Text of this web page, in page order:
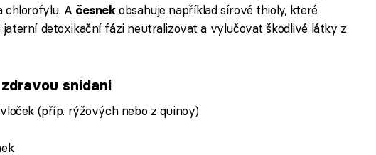
chlorofylu. A česnekobsahuje například sírové thioly, které
jaterní detoxikační fázi neutralizovat a vylučovat škodlivé látky z
snídani
(příp. rýžových nebo z quinoy)